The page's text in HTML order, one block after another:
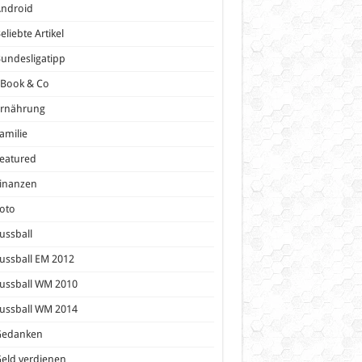
Artikel
& Co
EM 2012
WM 2010
WM 2014
verdienen